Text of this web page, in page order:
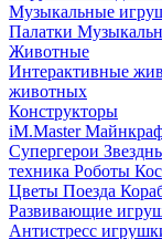
Музыкальные
Палатки
Животные
Интерактивные
животных
Конструкторы
iM.Master
Супергерои
техника Роботы
Цветы Поезда
Развивающие
Антистресс